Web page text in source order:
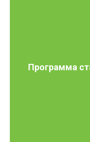
Программа